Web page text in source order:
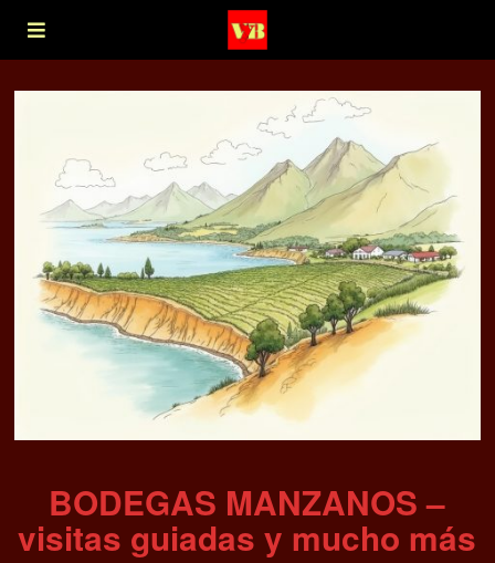
BODEGAS MANZANOS –
visitas guiadas y mucho más